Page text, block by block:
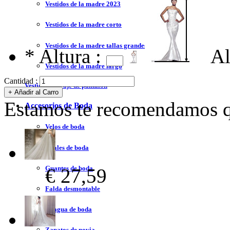
Vestidos de la madre 2023
Vestidos de la madre corto
Vestidos de la madre tallas grandes
Vestidos de la madre largo
Vestidos de traje de pantalón
Accesorios de Boda
Velos de boda
Chales de boda
Guantes de boda
Falda desmontable
Enagua de boda
* Altura :
Cantidad :
Estamos te recomendamos
€ 27,59